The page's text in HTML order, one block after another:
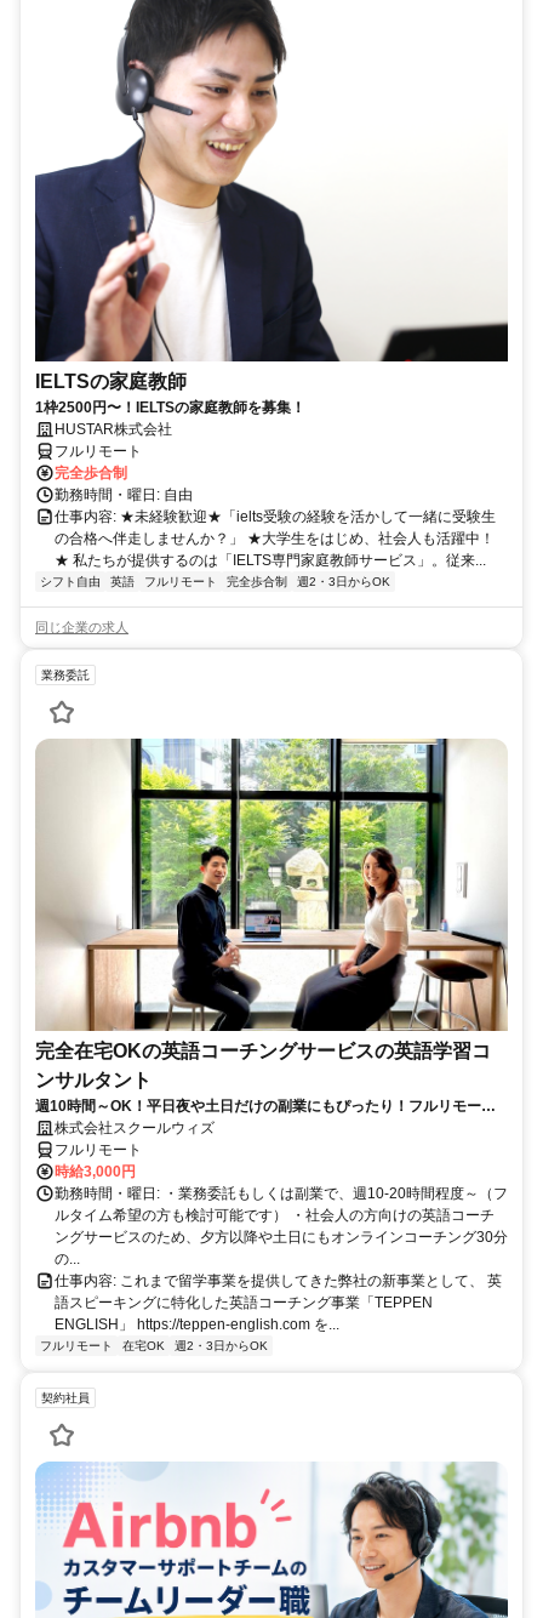
IELTSの家庭教師
1枠2500円〜！IELTSの家庭教師を募集！
HUSTAR株式会社
フルリモート
完全歩合制
勤務時間・曜日: 自由
仕事内容: ★未経験歓迎★「ielts受験の経験を活かして一緒に受験生
の合格へ伴走しませんか？」 ★大学生をはじめ、社会人も活躍中！
★ 私たちが提供するのは「IELTS専門家庭教師サービス」。従来...
シフト自由 英語 フルリモート 完全歩合制 週2・3日からOK
同じ企業の求人
業務委託
完全在宅OKの英語コーチングサービスの英語学習コ
ンサルタント
週10時間～OK！平日夜や土日だけの副業にもぴったり！フルリモート
OKなので世界のどこからでも働けます！
株式会社スクールウィズ
フルリモート
時給3,000円
勤務時間・曜日: ・業務委託もしくは副業で、週10-20時間程度～（フ
ルタイム希望の方も検討可能です） ・社会人の方向けの英語コーチ
ングサービスのため、夕方以降や土日にもオンラインコーチング30分
の...
仕事内容: これまで留学事業を提供してきた弊社の新事業として、 英
語スピーキングに特化した英語コーチング事業「TEPPEN
ENGLISH」 https://teppen-english.com を...
フルリモート 在宅OK 週2・3日からOK
契約社員